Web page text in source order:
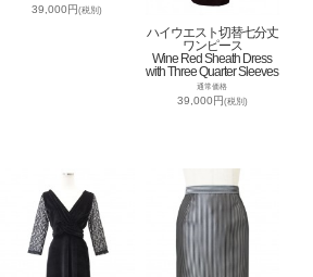
39,000円(税別)
ハイウエスト切替七分丈
ワンピース
Wine Red Sheath Dress
with Three Quarter Sleeves
通常価格
39,000円(税別)